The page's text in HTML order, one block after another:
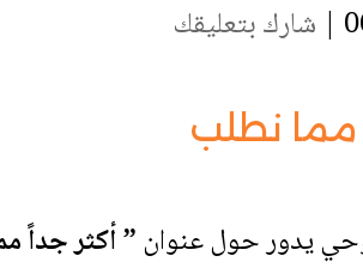
شارك بتعليقك
مما نطلب
يدور حول عنوان” أكثر جداً